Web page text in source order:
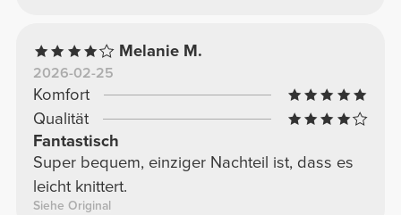
Melanie M.
2026-02-25
Komfort
Qualität
Fantastisch
Super bequem, einziger Nachteil ist, dass es
leicht knittert.
Siehe Original